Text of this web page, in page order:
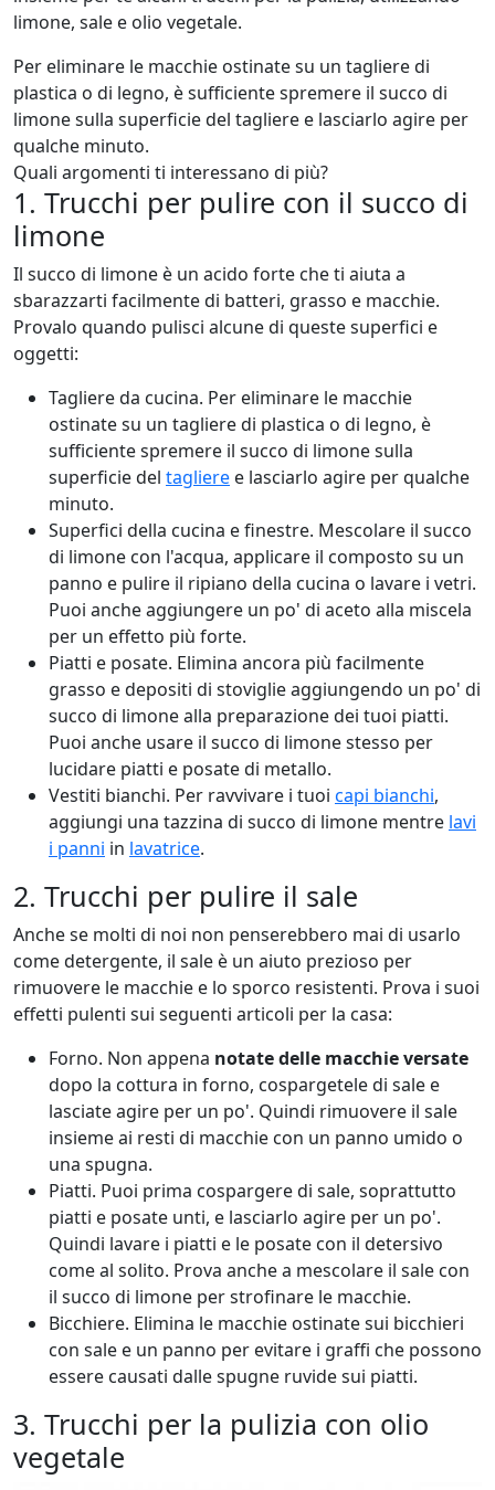
limone, sale e olio vegetale.
Per eliminare le macchie ostinate su un tagliere di
plastica o di legno, è sufficiente spremere il succo di
limone sulla superficie del tagliere e lasciarlo agire per
qualche minuto.
Quali argomenti ti interessano di più?
1. Trucchi per pulire con il succo di
limone
Il succo di limone è un acido forte che ti aiuta a
sbarazzarti facilmente di batteri, grasso e macchie.
Provalo quando pulisci alcune di queste superfici e
oggetti:
Tagliere da cucina. Per eliminare le macchie
ostinate su un tagliere di plastica o di legno, è
sufficiente spremere il succo di limone sulla
superficie del tagliere e lasciarlo agire per qualche
minuto.
Superfici della cucina e finestre. Mescolare il succo
di limone con l'acqua, applicare il composto su un
panno e pulire il ripiano della cucina o lavare i vetri.
Puoi anche aggiungere un po' di aceto alla miscela
per un effetto più forte.
Piatti e posate. Elimina ancora più facilmente
grasso e depositi di stoviglie aggiungendo un po' di
succo di limone alla preparazione dei tuoi piatti.
Puoi anche usare il succo di limone stesso per
lucidare piatti e posate di metallo.
Vestiti bianchi. Per ravvivare i tuoi capi bianchi,
aggiungi una tazzina di succo di limone mentre lavi
i panni in lavatrice.
2. Trucchi per pulire il sale
Anche se molti di noi non penserebbero mai di usarlo
come detergente, il sale è un aiuto prezioso per
rimuovere le macchie e lo sporco resistenti. Prova i suoi
effetti pulenti sui seguenti articoli per la casa:
Forno. Non appena notate delle macchie versate
dopo la cottura in forno, cospargetele di sale e
lasciate agire per un po'. Quindi rimuovere il sale
insieme ai resti di macchie con un panno umido o
una spugna.
Piatti. Puoi prima cospargere di sale, soprattutto
piatti e posate unti, e lasciarlo agire per un po'.
Quindi lavare i piatti e le posate con il detersivo
come al solito. Prova anche a mescolare il sale con
il succo di limone per strofinare le macchie.
Bicchiere. Elimina le macchie ostinate sui bicchieri
con sale e un panno per evitare i graffi che possono
essere causati dalle spugne ruvide sui piatti.
3. Trucchi per la pulizia con olio
vegetale